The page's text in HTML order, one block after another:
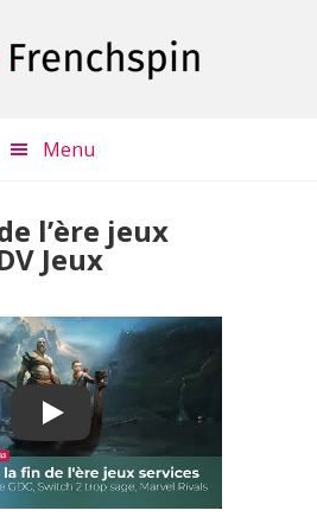
Menu
l’ère jeux
Jeux
Play